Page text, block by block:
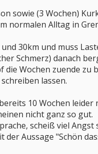
sowie (3 Wochen)
normalen Alltag in
30km und muss
Schmerz) danach
die Wochen zuende
lassen.
10 Wochen
nicht ganz so gut.
scheiß viel Angst
Aussage "Schön